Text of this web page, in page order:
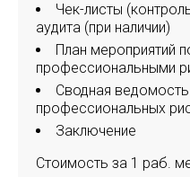
Чек-листы
аудита (при наличии)
План мероприятий
профессиональными
Сводная
профессиональных
Заключение
Стоимость за 1 раб.